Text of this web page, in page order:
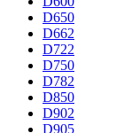
D650
D662
D722
D750
D782
D850
D902
D905